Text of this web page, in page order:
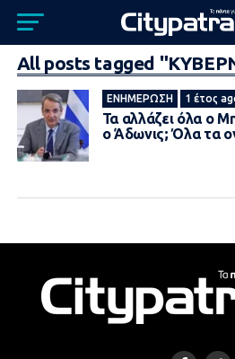
All posts tagged
ΕΝΗΜΈΡΩΣΗ 1 έτος
Τα αλλάζει όλα ο
ο Άδωνις; Όλα τα